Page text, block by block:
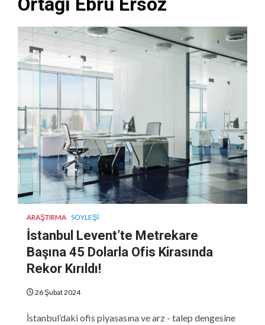
ARAŞTIRMA SÖYLEŞI
İstanbul Levent’te Metrekare
Başına 45 Dolarla Ofis Kirasında
Rekor Kırıldı!
26 Şubat 2024
İstanbul’daki ofis piyasasına ve arz - talep dengesine